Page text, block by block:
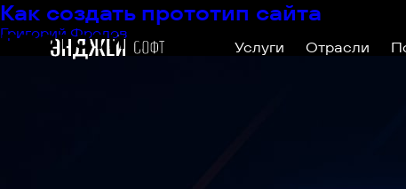
Услуги Отрасли
прототип
Как создать прототип сайта
Григорий Фролов